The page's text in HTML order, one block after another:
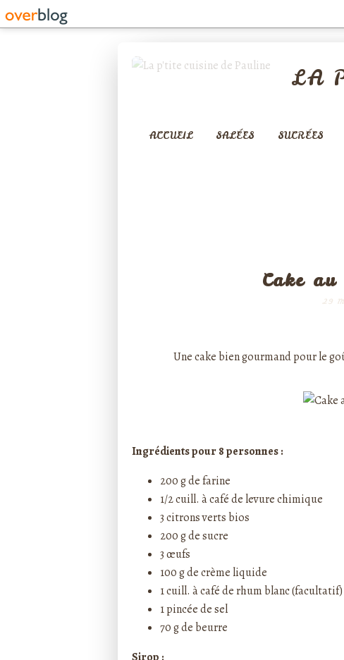
LA
ACCUEIL SALÉES SUCRÉES
Cake
29
Une cake bien gourmand pour le
Ingrédients pour 8 personnes :
200 g de farine
1/2 cuill. à café de levure chimique
3 citrons verts bios
200 g de sucre
3 œufs
100 g de crème liquide
1 cuill. à café de rhum blanc (facultatif)
1 pincée de sel
70 g de beurre